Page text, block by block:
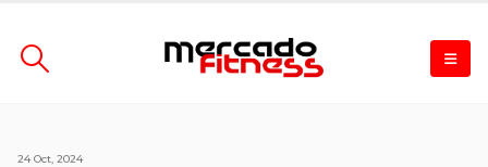
24 Oct, 2024